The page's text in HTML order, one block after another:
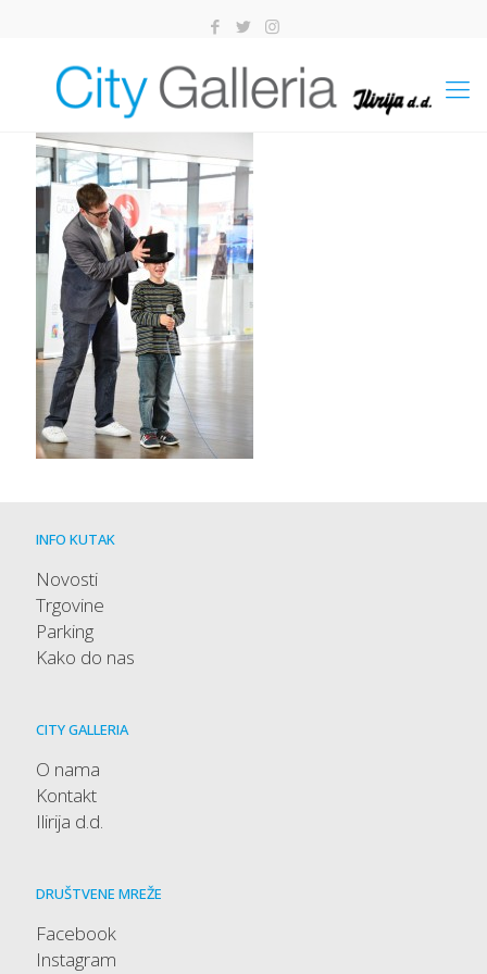
INFO KUTAK
Novosti
Trgovine
Parking
Kako do nas
CITY GALLERIA
O nama
Kontakt
Ilirija d.d.
DRUŠTVENE MREŽE
Facebook
Instagram